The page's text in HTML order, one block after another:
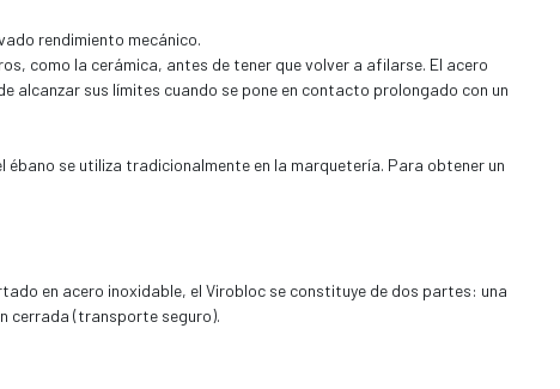
rendimiento mecánico.
como la cerámica, antes de tener que volver a afilarse. El acero
alcanzar sus límites cuando se pone en contacto prolongado con un
ébano se utiliza tradicionalmente en la marquetería. Para obtener un
en acero inoxidable, el Virobloc se constituye de dos partes: una
cerrada (transporte seguro).